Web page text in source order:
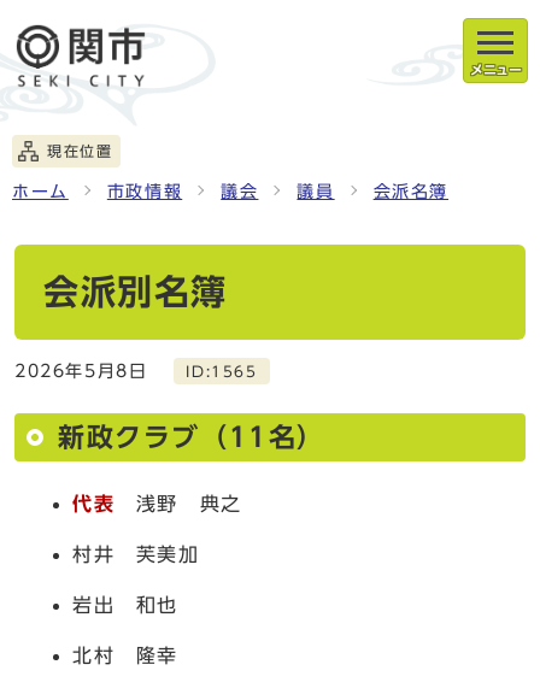
メニュー
現在位置
ホーム 市政情報 議会 議員 会派名簿
会派別名簿
2026年5月8日 ID:1565
新政クラブ（11名）
代表 浅野 典之
村井 芙美加
岩出 和也
北村 隆幸